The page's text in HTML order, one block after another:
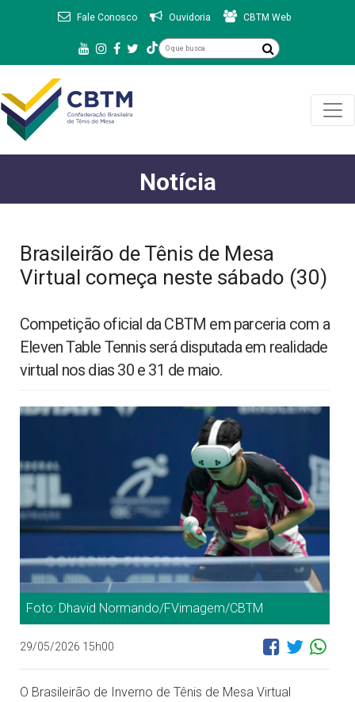
Fale Conosco Ouvidoria CBTM Web
Notícia
Brasileirão de Tênis de Mesa
Virtual começa neste sábado (30)
Competição oficial da CBTM em parceria com a
Eleven Table Tennis será disputada em realidade
virtual nos dias 30 e 31 de maio.
Foto: Dhavid Normando/FVimagem/CBTM
29/05/2026 15h00
O Brasileirão de Inverno de Tênis de Mesa Virtual